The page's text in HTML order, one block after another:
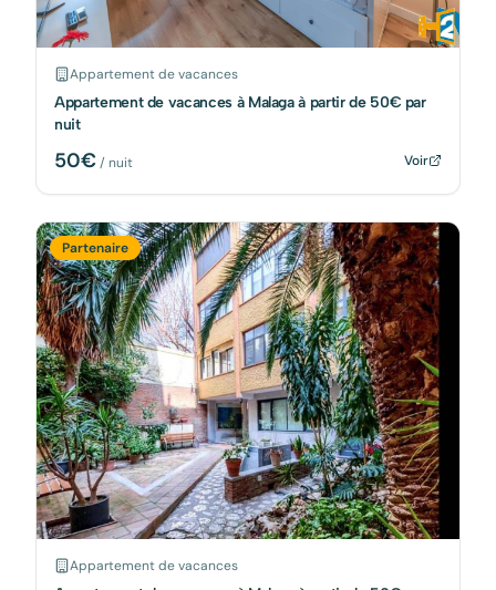
Appartement de vacances
Appartement de vacances à Malaga à partir de 50€ par
nuit
50€/ nuit Voir
Partenaire
Appartement de vacances